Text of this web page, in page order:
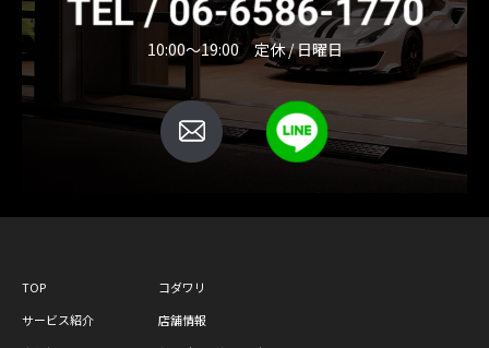
10:00～19:00 定休 / 日曜日
TOP
コダワリ
サービス紹介
店舗情報